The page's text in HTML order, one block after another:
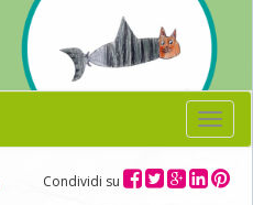
Menu
Condividi su